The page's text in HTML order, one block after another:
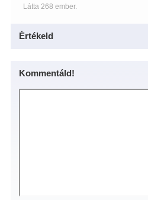
Látta 268 ember.
Értékeld
Kommentáld!